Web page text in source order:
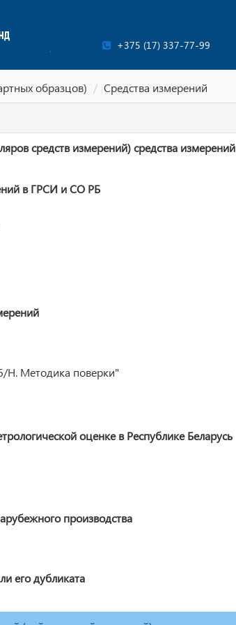
+375 (17) 337-77-99
образцов) Средства измерений
средств измерений) средства измерений
в ГРСИ и СО РБ
Методика поверки"
оценке в Республике Беларусь
производства
его дубликата